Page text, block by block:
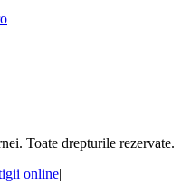
Toate drepturile rezervate.
online|